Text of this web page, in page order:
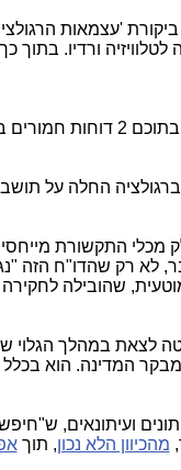
'עצמאות
ורדיו. בתוך
כל דוח"ות מבקר המדינה בעשור האחרון, בתחומי הפעילות של משרד
החלה על
מכלי התקשורת
לא רק שהדו"ח הזה
שהובילה
לצאת במהלך הגלוי
המדינה. הוא בכלל
ועיתונאים,
מהכיוון הלא נכון, תוך